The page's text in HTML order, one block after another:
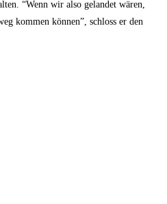
“Wenn wir also gelandet wären,
kommen können”, schloss er den